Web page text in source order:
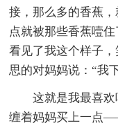
接，那么多的香蕉
点就被那些香蕉噎
看见了我这个样子
思的对妈妈说：“我
这就是我最喜
缠着妈妈买上一点